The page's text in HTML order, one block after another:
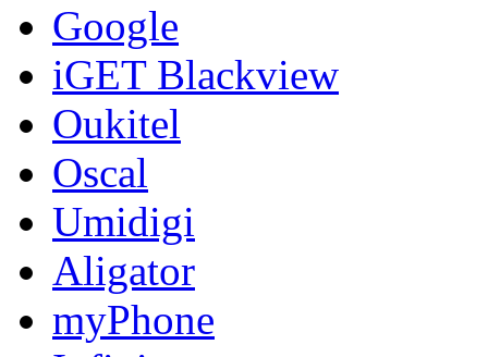
Google
iGET Blackview
Oukitel
Oscal
Umidigi
Aligator
myPhone